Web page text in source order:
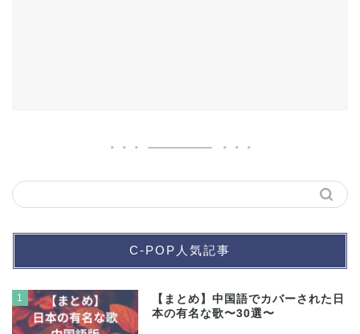
C-POP人気記事
1
【まとめ】中国語でカバーされた日
本の有名な歌〜30選〜